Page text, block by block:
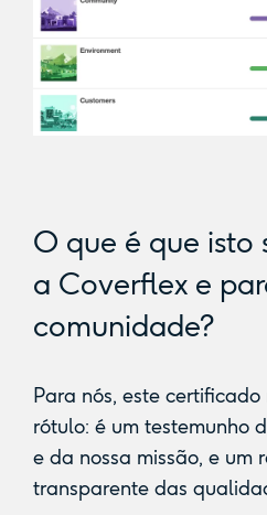
O que é que isto
a Coverflex e
comunidade?
Para nós, este
rótulo: é um testemunho
e da nossa missão, e um
transparente das